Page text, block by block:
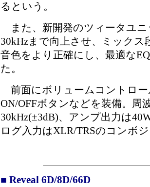
るという。
また、新開発のツィータユニ
30kHzまで向上させ、ミックス
音色をより正確にし、最適な
た。
前面にボリュームコントロ
ON/OFFボタンなどを装備。周
30kHz(±3dB)、アンプ出力は
ログ入力はXLR/TRSのコンボ
■ Reveal 6D/8D/66D